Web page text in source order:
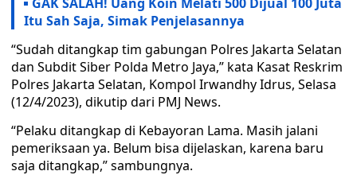
Itu Sah Saja, Simak Penjelasannya
“Sudah ditangkap tim gabungan Polres Jakarta Selatan
dan Subdit Siber Polda Metro Jaya,” kata Kasat Reskrim
Polres Jakarta Selatan, Kompol Irwandhy Idrus, Selasa
(12/4/2023), dikutip dari PMJ News.
“Pelaku ditangkap di Kebayoran Lama. Masih jalani
pemeriksaan ya. Belum bisa dijelaskan, karena baru
saja ditangkap,” sambungnya.